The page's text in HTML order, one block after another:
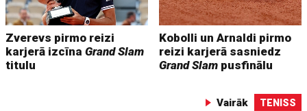
Zverevs pirmo reizi
karjerā izcīnaGrand Slam
titulu
Kobolli un Arnaldi pirmo
reizi karjerā sasniedz
Grand Slam pusfinālu
Vairāk TENISS